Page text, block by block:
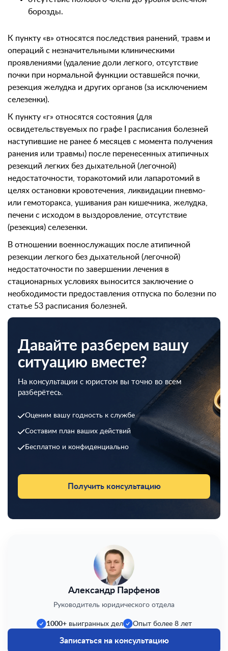
борозды.
К пункту «в» относятся последствия ранений, травм и
операций с незначительными клиническими
проявлениями (удаление доли легкого, отсутствие
почки при нормальной функции оставшейся почки,
резекция желудка и других органов (за исключением
селезенки).
К пункту «г» относятся состояния (для
освидетельствуемых по графе I расписания болезней
наступившие не ранее 6 месяцев с момента получения
ранения или травмы) после перенесенных атипичных
резекций легких без дыхательной (легочной)
недостаточности, торакотомий или лапаротомий в
целях остановки кровотечения, ликвидации пневмо-
или гемоторакса, ушивания ран кишечника, желудка,
печени с исходом в выздоровление, отсутствие
(резекция) селезенки.
В отношении военнослужащих после атипичной
резекции легкого без дыхательной (легочной)
недостаточности по завершении лечения в
стационарных условиях выносится заключение о
необходимости предоставления отпуска по болезни по
статье 53 расписания болезней.
Давайте разберем вашу
ситуацию вместе?
На консультации с юристом вы точно во всем
разберётесь.
Оценим вашу годность к службе
Составим план ваших действий
Бесплатно и конфиденциально
Получить консультацию
Александр Парфенов
Руководитель юридического отдела
1000+выигранных дел Опыт более 8 лет
Записаться на консультацию